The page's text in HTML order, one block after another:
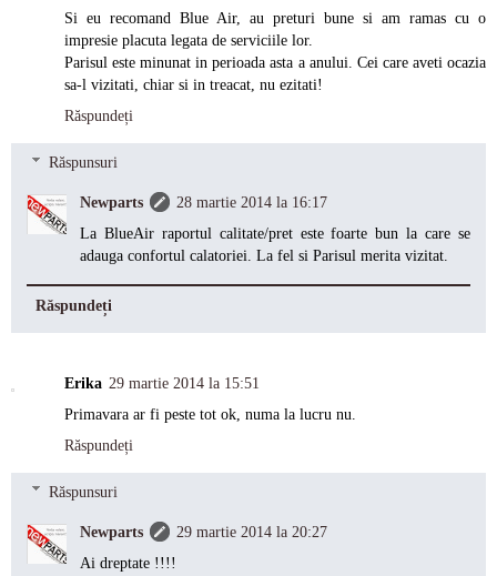
Si eu recomand Blue Air, au preturi bune si am ramas cu o
impresie placuta legata de serviciile lor.
Parisul este minunat in perioada asta a anului. Cei care aveti ocazia
sa-l vizitati, chiar si in treacat, nu ezitati!
Răspundeți
Răspunsuri
Newparts
28 martie 2014 la 16:17
La BlueAir raportul calitate/pret este foarte bun la care se
adauga confortul calatoriei. La fel si Parisul merita vizitat.
Răspundeți
Erika 29 martie 2014 la 15:51
Primavara ar fi peste tot ok, numa la lucru nu.
Răspundeți
Răspunsuri
Newparts
29 martie 2014 la 20:27
Ai dreptate !!!!